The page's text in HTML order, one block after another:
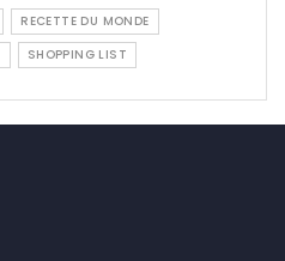
RECETTE DU MONDE
SHOPPING LIST